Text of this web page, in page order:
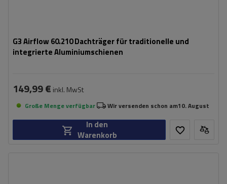
G3 Airflow 60.210 Dachträger für traditionelle und
integrierte Aluminiumschienen
149,99 € inkl. MwSt
Große Menge verfügbar Wir versenden schon am10. August
In den
Warenkorb